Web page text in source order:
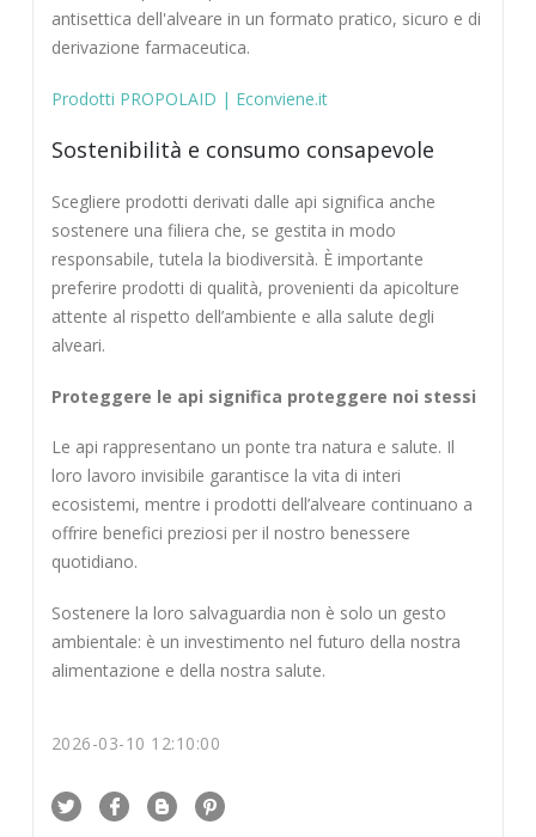
antisettica dell'alveare in un formato pratico, sicuro e di
derivazione farmaceutica.
Prodotti PROPOLAID | Econviene.it
Sostenibilità e consumo consapevole
Scegliere prodotti derivati dalle api significa anche
sostenere una filiera che, se gestita in modo
responsabile, tutela la biodiversità. È importante
preferire prodotti di qualità, provenienti da apicolture
attente al rispetto dell’ambiente e alla salute degli
alveari.
Proteggere le api significa proteggere noi stessi
Le api rappresentano un ponte tra natura e salute. Il
loro lavoro invisibile garantisce la vita di interi
ecosistemi, mentre i prodotti dell’alveare continuano a
offrire benefici preziosi per il nostro benessere
quotidiano.
Sostenere la loro salvaguardia non è solo un gesto
ambientale: è un investimento nel futuro della nostra
alimentazione e della nostra salute.
2026-03-10 12:10:00